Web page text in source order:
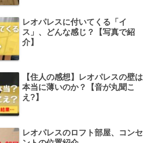
レオパレスに付いてくる「イ
ス」、どんな感じ？【写真で紹
介】
【住人の感想】レオパレスの壁は
本当に薄いのか？【音が丸聞こ
え?】
レオパレスのロフト部屋、コンセ